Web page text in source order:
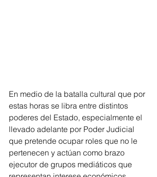
En medio de la batalla cultural que por
estas horas se libra entre distintos
poderes del Estado, especialmente el
llevado adelante por Poder Judicial
que pretende ocupar roles que no le
pertenecen y actúan como brazo
ejecutor de grupos mediáticos que